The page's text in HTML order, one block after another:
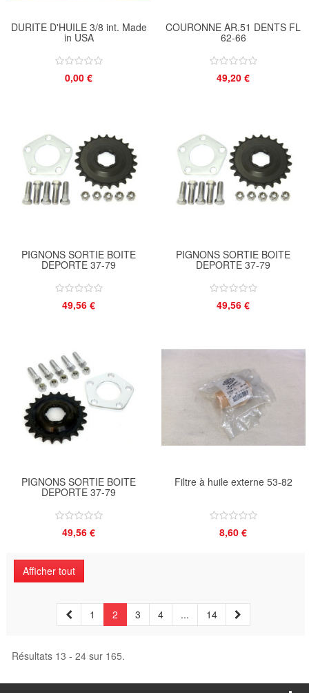
DURITE D'HUILE 3/8 int. Made
in USA
0,00 €
COURONNE AR.51 DENTS FL
62-66
49,20 €
PIGNONS SORTIE BOITE
DEPORTE 37-79
49,56 €
PIGNONS SORTIE BOITE
DEPORTE 37-79
49,56 €
PIGNONS SORTIE BOITE
DEPORTE 37-79
49,56 €
Filtre à huile externe 53-82
8,60 €
Afficher tout
1 2 3 4 ... 14
Résultats 13 - 24 sur 165.